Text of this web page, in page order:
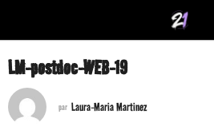
LM-postdoc-WEB-19
par Laura-Maria Martinez